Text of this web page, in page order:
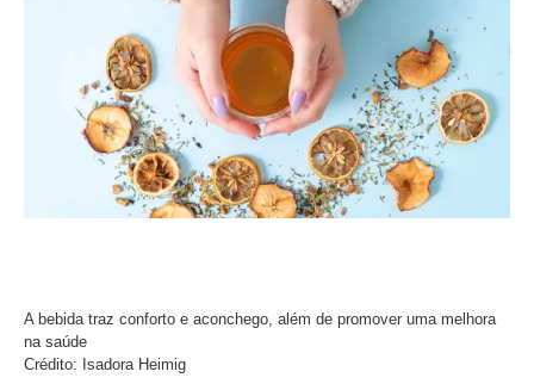
A bebida traz conforto e aconchego, além de promover uma melhora
na saúde
Crédito: Isadora Heimig